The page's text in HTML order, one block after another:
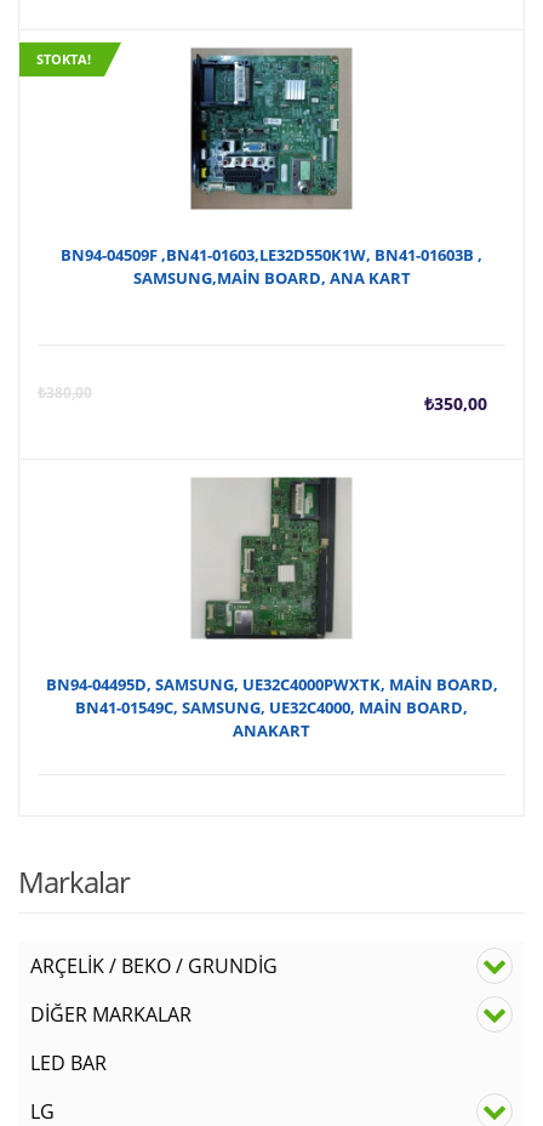
STOKTA!
BN94-04509F ,BN41-01603,LE32D550K1W, BN41-01603B ,
SAMSUNG,MAİN BOARD, ANA KART
₺380,00 ₺350,00
Şu
BN94-04495D, SAMSUNG, UE32C4000PWXTK, MAİN BOARD,
BN41-01549C, SAMSUNG, UE32C4000, MAİN BOARD,
ANAKART
Markalar
ARÇELİK / BEKO / GRUNDİG
DİĞER MARKALAR
LED BAR
LG